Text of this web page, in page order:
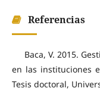
Referencias
Baca, V. 2015.
en las instituciones
Tesis doctoral,